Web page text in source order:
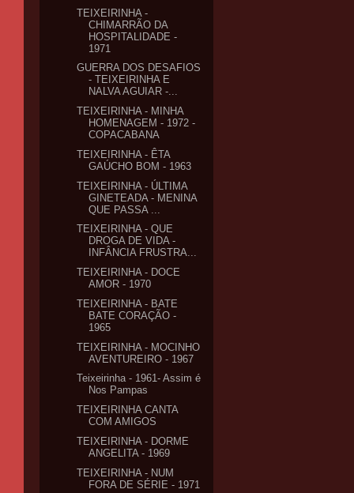
TEIXEIRINHA -
CHIMARRÃO DA
HOSPITALIDADE -
1971
GUERRA DOS DESAFIOS
- TEIXEIRINHA E
NALVA AGUIAR -...
TEIXEIRINHA - MINHA
HOMENAGEM - 1972 -
COPACABANA
TEIXEIRINHA - ÊTA
GAÚCHO BOM - 1963
TEIXEIRINHA - ÚLTIMA
GINETEADA - MENINA
QUE PASSA ...
TEIXEIRINHA - QUE
DROGA DE VIDA -
INFÂNCIA FRUSTRA...
TEIXEIRINHA - DOCE
AMOR - 1970
TEIXEIRINHA - BATE
BATE CORAÇÃO -
1965
TEIXEIRINHA - MOCINHO
AVENTUREIRO - 1967
Teixeirinha - 1961- Assim é
Nos Pampas
TEIXEIRINHA CANTA
COM AMIGOS
TEIXEIRINHA - DORME
ANGELITA - 1969
TEIXEIRINHA - NUM
FORA DE SÉRIE - 1971